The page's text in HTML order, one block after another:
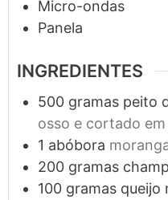
Micro-ondas
Panela
INGREDIENTES
500 gramas peito
osso e cortado
1 abóbora
200 gramas
100 gramas queijo